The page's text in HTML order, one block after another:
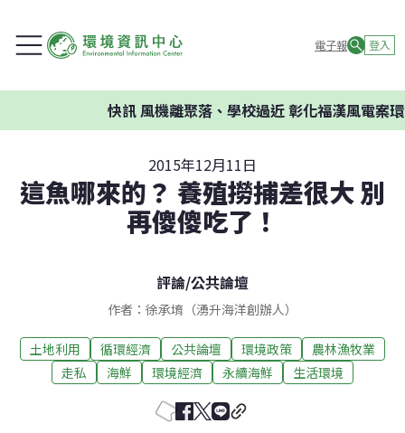
電子報 登入
風機離聚落、學校過近 彰化福漢風電案環委建
2015年12月11日
這魚哪來的？ 養殖撈捕差很大 別
再傻傻吃了！
評論/公共論壇
作者：徐承堉（湧升海洋創辦人）
土地利用 循環經濟 公共論壇 環境政策
農林漁牧業
走私
海鮮 環境經濟 永續海鮮 生活環境